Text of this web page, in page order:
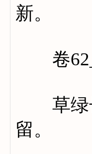
新。
卷
草绿长
留。